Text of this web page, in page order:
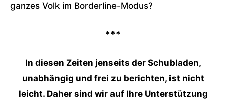
ganzes Volk im Borderline-Modus?
***
In diesen Zeiten jenseits der Schubladen,
unabhängig und frei zu berichten, ist nicht
leicht. Daher sind wir auf Ihre Unterstützung